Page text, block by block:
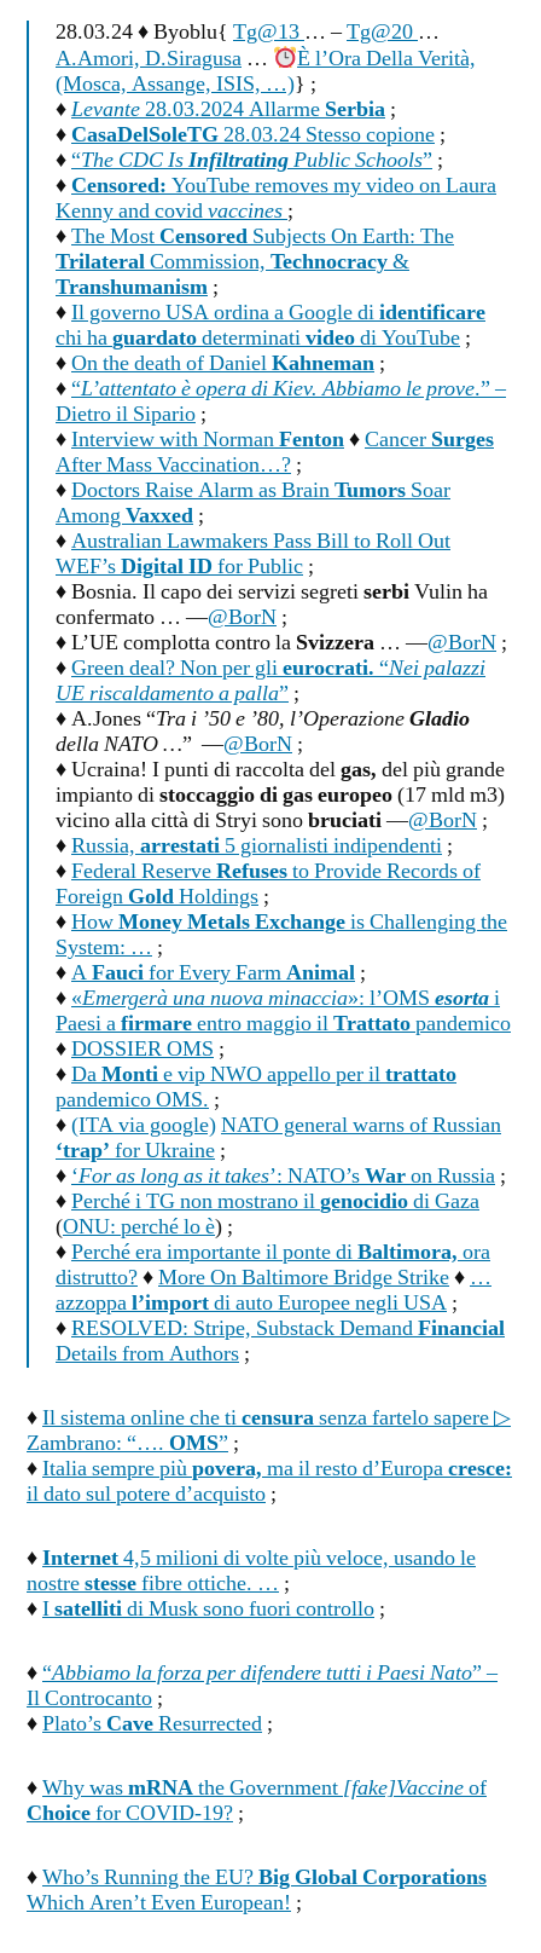
28.03.24 ♦ Byoblu{ Tg@13 … –Tg@20 …
A.Amori, D.Siragusa …
È l’Ora Della Verità,
(Mosca, Assange, ISIS, …)} ;
♦Levante28.03.2024 Allarme Serbia ;
♦CasaDelSoleTG28.03.24 Stesso copione ;
♦“The CDC IsInfiltratingPublic Schools” ;
♦Censored: YouTube removes my video on Laura
Kenny and covidvaccines ;
♦The MostCensored Subjects On Earth: The
TrilateralCommission, Technocracy&
Transhumanism ;
♦Il governo USA ordina a Google diidentificare
chi haguardatodeterminativideodi YouTube ;
♦On the death of DanielKahneman ;
♦“L’attentato è opera di Kiev. Abbiamo le prove.” –
Dietro il Sipario ;
♦Interview with NormanFenton♦Cancer Surges
After Mass Vaccination…? ;
♦Doctors Raise Alarm as BrainTumors Soar
AmongVaxxed ;
♦Australian Lawmakers Pass Bill to Roll Out
WEF’sDigital ID for Public ;
♦ Bosnia. Il capo dei servizi segretiserbiVulin ha
confermato … —@BorN ;
♦ L’UE complotta contro la Svizzera … —@BorN ;
♦Green deal? Non per glieurocrati. “Nei palazzi
UE riscaldamento a palla” ;
♦ A.Jones “Tra i ’50 e ’80, l’OperazioneGladio
della NATO …” —@BorN ;
♦ Ucraina! I punti di raccolta delgas, del più grande
impianto distoccaggio di gas europeo(17 mld m3)
vicino alla città di Stryi sonobruciati—@BorN ;
♦Russia, arrestati 5 giornalisti indipendenti ;
♦Federal ReserveRefusesto Provide Records of
Foreign GoldHoldings ;
♦HowMoney Metals Exchangeis Challenging the
System: … ;
♦AFaucifor Every FarmAnimal ;
♦ «Emergerà una nuova minaccia»: l’OMS esortai
Paesi afirmareentro maggio ilTrattatopandemico
♦DOSSIER OMS ;
♦DaMontie vip NWO appello per iltrattato
pandemico OMS. ;
♦(ITA via google)NATO general warns of Russian
‘trap’ for Ukraine ;
♦ ‘For as long as it takes’: NATO’sWaron Russia ;
♦Perché i TG non mostrano ilgenocidiodi Gaza
(ONU: perché lo è) ;
♦Perché era importante il ponte diBaltimora, ora
distrutto?♦More On Baltimore Bridge Strike♦ …
azzoppal’importdi auto Europee negli USA ;
♦RESOLVED: Stripe, Substack DemandFinancial
Details from Authors ;
♦Il sistema online che ticensurasenza fartelo sapere ▷
Zambrano: “…. OMS” ;
♦Italia sempre piùpovera, ma il resto d’Europacresce:
il dato sul potere d’acquisto ;
♦Internet4,5 milioni di volte più veloce, usando le
nostrestessefibre ottiche. … ;
♦Isatellitidi Musk sono fuori controllo ;
♦“Abbiamo la forza per difendere tutti i Paesi Nato” –
Il Controcanto ;
♦Plato’sCaveResurrected ;
♦Why wasmRNAthe Government [fake]Vaccineof
Choicefor COVID-19? ;
♦Who’s Running the EU?Big Global Corporations
Which Aren’t Even European! ;